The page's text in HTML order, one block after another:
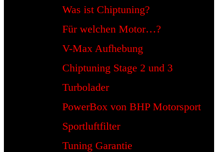
Was ist Chiptuning?
Für welchen Motor…?
V-Max Aufhebung
Chiptuning Stage 2 und 3
Turbolader
PowerBox von BHP Motorsport
Sportluftfilter
Tuning Garantie